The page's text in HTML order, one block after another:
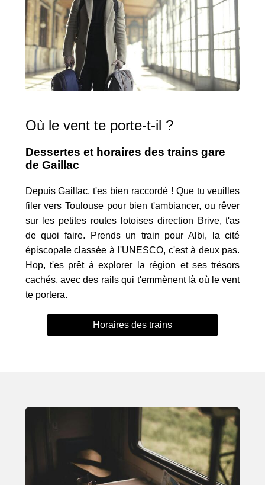
Où le vent te porte-t-il ?
Dessertes et horaires des trains gare
de Gaillac
Depuis Gaillac, t'es bien raccordé ! Que tu veuilles
filer vers Toulouse pour bien t'ambiancer, ou rêver
sur les petites routes lotoises direction Brive, t'as
de quoi faire. Prends un train pour Albi, la cité
épiscopale classée à l'UNESCO, c'est à deux pas.
Hop, t'es prêt à explorer la région et ses trésors
cachés, avec des rails qui t'emmènent là où le vent
te portera.
Horaires des trains